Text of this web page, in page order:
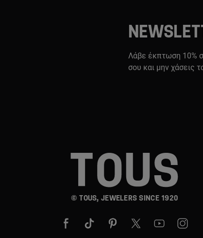
Λάβε έκπτωση 10%
σου και μην χάσεις
© TOUS, JEWELERS SINCE 1920